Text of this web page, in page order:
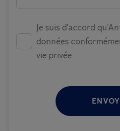
Je suis d'accord
données
vie privée